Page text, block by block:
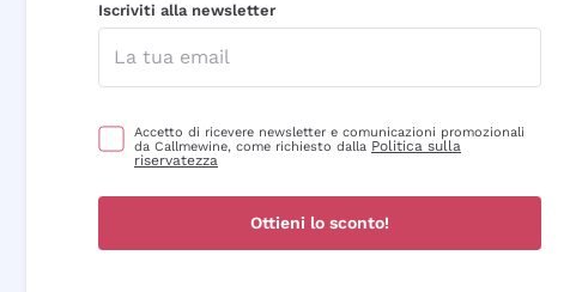
Iscriviti alla newsletter
Accetto di ricevere newsletter e comunicazioni promozionali
da Callmewine, come richiesto dalla Politica sulla
riservatezza
Ottieni lo sconto!